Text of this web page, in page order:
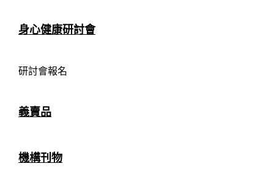
身心健康研討會
研討會報名
義賣品
機構刊物